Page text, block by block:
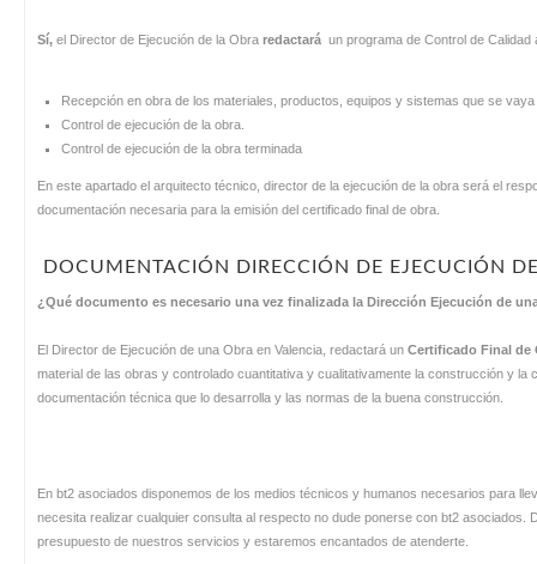
Sí, el Director de Ejecución de la Obra redactará un programa de Control de
Recepción en obra de los materiales, productos, equipos y sistemas que se
Control de ejecución de la obra.
Control de ejecución de la obra terminada
En este apartado el arquitecto técnico, director de la ejecución de la obra será el
documentación necesaria para la emisión del certificado final de obra.
DOCUMENTACIÓN DIRECCIÓN DE EJECUCIÓN
¿Qué documento es necesario una vez finalizada la Dirección Ejecución de
El Director de Ejecución de una Obra en Valencia, redactará un Certificado Final de
material de las obras y controlado cuantitativa y cualitativamente la construcción y la
documentación técnica que lo desarrolla y las normas de la buena construcción.
En bt2 asociados disponemos de los medios técnicos y humanos necesarios para
necesita realizar cualquier consulta al respecto no dude ponerse con bt2 asociados.
presupuesto de nuestros servicios y estaremos encantados de atenderte.